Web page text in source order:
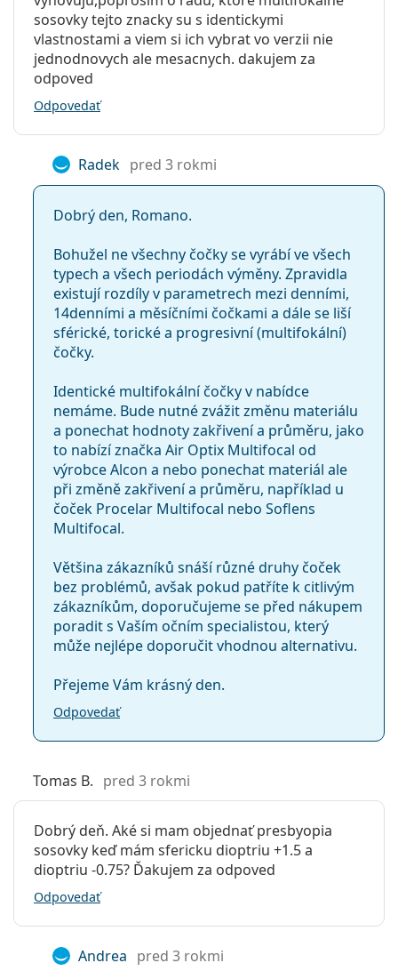
Často kladené otázky
Ako dlho môžete nosiť Biotrue ONEday for
Presbyopia?
Presbyopia?
Aký je rozdiel medzi balením 30 kusov a balením
Iné jednodenné multifokálne
kontaktné šošovky
1-DAY Acuvue Moist Multifocal
DAILIES AquaComfort Plus Multifocal
DAILIES Total 1 Multifocal
Súvisiace články z nášho blogu
Zvykanie si na kontaktné šošovky: ako dlho to trvá?
Čo je to presbyopia? Príznaky, príčiny a liečba
Ako rozumieť predpisu na šošovky - dôležité
parametre!
Čo sa stane, keď zaspím s nasadenými šošovkami?
UV filter v kontaktných šošovkách zvyšuje ochranu
Šošovky však nezakrývajú celé oko ani oblasť okolo očí,
takže kombinácia kontaktných šošoviek s UV filtrom a
slnečných okuliarov
škodlivým UV lúčom.
Najčastejšie sa predáva s očnými kvapkami
OptiFresh 10 ml
Ide o zdravotnícku pomôcku. Pred použitím si
prečítajte pokyny.
Expirácia:
Najmenej 11 mesiacov
manipuláciu:
Áno
môže spať:
Indikátor líc-
Nie
Balenie
Výrobca:
Bausch & Lomb
krabičke:
30
Hmotnosť:
92 g
Ostatné
Kategória:
Kontaktné šošovky
sosovky tejto znacky su s identickymi
vlastnostami a viem si ich vybrat vo verzii nie
jednodnovych ale mesacnych. dakujem za
odpoved
Odpovedať
Radek pred 3 rokmi
Dobrý den, Romano.
Bohužel ne všechny čočky se vyrábí ve všech
typech a všech periodách výměny. Zpravidla
existují rozdíly v parametrech mezi denními,
14denními a měsíčními čočkami a dále se liší
sférické, torické a progresivní (multifokální)
čočky.
Identické multifokální čočky v nabídce
nemáme. Bude nutné zvážit změnu materiálu
a ponechat hodnoty zakřivení a průměru, jako
to nabízí značka Air Optix Multifocal od
výrobce Alcon a nebo ponechat materiál ale
při změně zakřivení a průměru, například u
čoček Procelar Multifocal nebo Soflens
Multifocal.
Většina zákazníků snáší různé druhy čoček
bez problémů, avšak pokud patříte k citlivým
zákazníkům, doporučujeme se před nákupem
poradit s Vaším očním specialistou, který
může nejlépe doporučit vhodnou alternativu.
Přejeme Vám krásný den.
Odpovedať
Tomas B. pred 3 rokmi
Dobrý deň. Aké si mam objednať presbyopia
sosovky keď mám sfericku dioptriu +1.5 a
dioptriu -0.75? Ďakujem za odpoved
Odpovedať
Andrea pred 3 rokmi